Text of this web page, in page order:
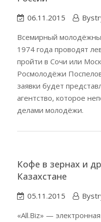
06.11.2015
Всемирный
1974 года проводят
пройти в Сочи или
Росмолодёжи
заявки будет
агентство, которое
делами молодёжи.
Кофе в зернах и
Казахстане
05.11.2015
«All.Biz» —